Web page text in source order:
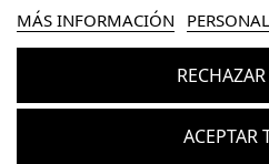
MÁS INFORMACIÓN
ACEPTAR